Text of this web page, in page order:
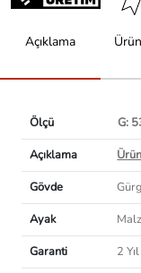
Açıklama
Ölçü
G:
Açıklama
Gövde
Ayak
Garanti
2 Yıl